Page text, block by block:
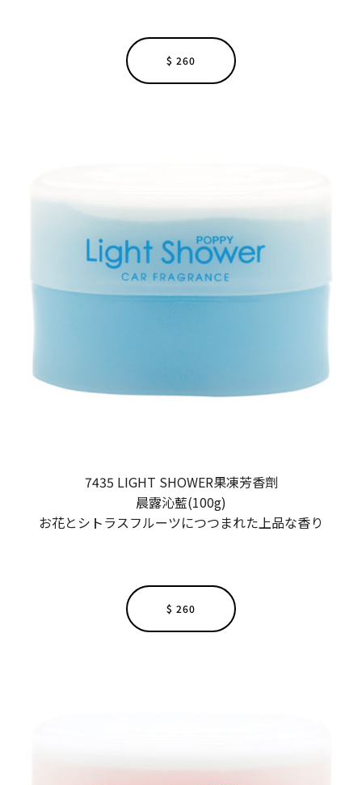
$ 260
7435 LIGHT SHOWER果凍芳香劑
晨露沁藍(100g)
お花とシトラスフルーツにつつまれた上品な香り
$ 260